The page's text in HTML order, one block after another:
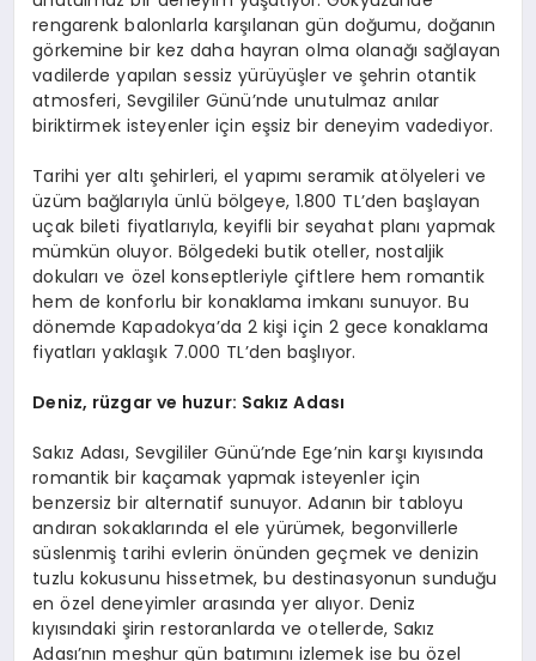
rengarenk balonlarla karşılanan gün doğumu, doğanın
görkemine bir kez daha hayran olma olanağı sağlayan
vadilerde yapılan sessiz yürüyüşler ve şehrin otantik
atmosferi, Sevgililer Günü’nde unutulmaz anılar
biriktirmek isteyenler için eşsiz bir deneyim vadediyor.
Tarihi yer altı şehirleri, el yapımı seramik atölyeleri ve
üzüm bağlarıyla ünlü bölgeye, 1.800 TL’den başlayan
uçak bileti fiyatlarıyla, keyifli bir seyahat planı yapmak
mümkün oluyor. Bölgedeki butik oteller, nostaljik
dokuları ve özel konseptleriyle çiftlere hem romantik
hem de konforlu bir konaklama imkanı sunuyor. Bu
dönemde Kapadokya’da 2 kişi için 2 gece konaklama
fiyatları yaklaşık 7.000 TL’den başlıyor.
Deniz, rüzgar ve huzur: Sakız Adası
Sakız Adası, Sevgililer Günü’nde Ege’nin karşı kıyısında
romantik bir kaçamak yapmak isteyenler için
benzersiz bir alternatif sunuyor. Adanın bir tabloyu
andıran sokaklarında el ele yürümek, begonvillerle
süslenmiş tarihi evlerin önünden geçmek ve denizin
tuzlu kokusunu hissetmek, bu destinasyonun sunduğu
en özel deneyimler arasında yer alıyor. Deniz
kıyısındaki şirin restoranlarda ve otellerde, Sakız
Adası’nın meşhur gün batımını izlemek ise bu özel